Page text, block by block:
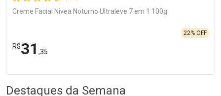
Creme Facial Nivea Noturno Ultraleve 7 em 1 100g
R$31 ,35
22% OFF
Laboratório
Por Menos
Destaques da Semana